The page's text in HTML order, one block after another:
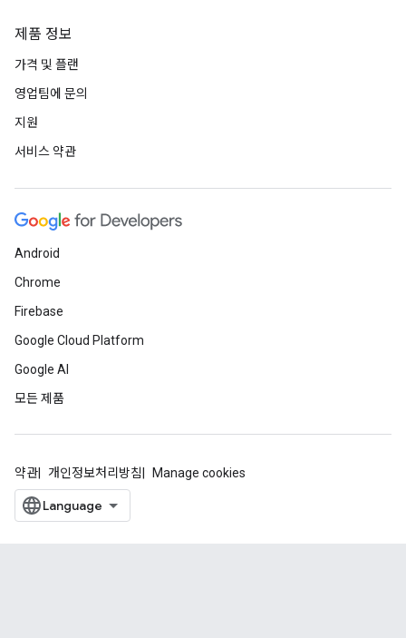
제품 정보
가격 및 플랜
영업팀에 문의
지원
서비스 약관
Android
Chrome
Firebase
Google Cloud Platform
Google AI
모든 제품
약관 개인정보처리방침 Manage cookies